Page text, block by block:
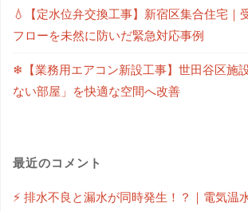
💧【定水位弁交換工事】新宿区集合住宅｜
フローを未然に防いだ緊急対応事例
❄【業務用エアコン新設工事】世田谷区施
ない部屋」を快適な空間へ改善
最近のコメント
⚡ 排水不良と漏水が同時発生！？｜電気温